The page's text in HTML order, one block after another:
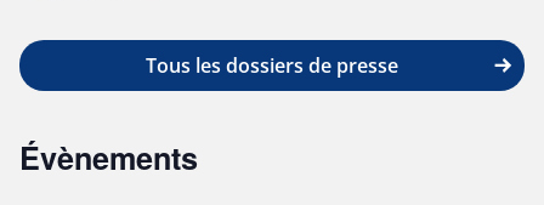
Tous les dossiers de presse
Évènements